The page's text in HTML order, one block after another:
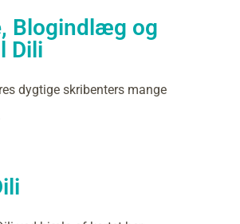
Blogindlæg og
Dili
dygtige skribenters mange